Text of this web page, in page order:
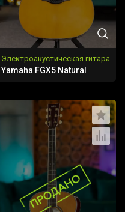
Электроакустическая гитара
Yamaha FGX5 Natural